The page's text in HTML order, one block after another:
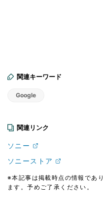
関連キーワード
Google
関連リンク
ソニー
ソニーストア
※本記事は掲載時点の情報であ
ます。予めご了承ください。